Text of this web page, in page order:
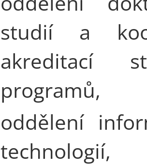
studií a
akreditací
programů,
oddělení
technologií,